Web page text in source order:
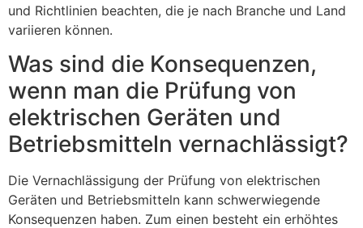
und Richtlinien beachten, die je nach Branche und Land
variieren können.
Was sind die Konsequenzen,
wenn man die Prüfung von
elektrischen Geräten und
Betriebsmitteln vernachlässigt?
Die Vernachlässigung der Prüfung von elektrischen
Geräten und Betriebsmitteln kann schwerwiegende
Konsequenzen haben. Zum einen besteht ein erhöhtes